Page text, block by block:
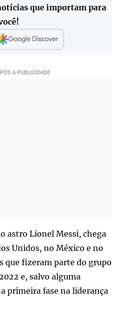
que importam para
astro Lionel Messi, chega
Unidos, no México e no
que fizeram parte do grupo
e, salvo alguma
primeira fase na liderança